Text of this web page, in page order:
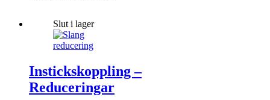
Slut i lager
Instickskoppling –
Reduceringar